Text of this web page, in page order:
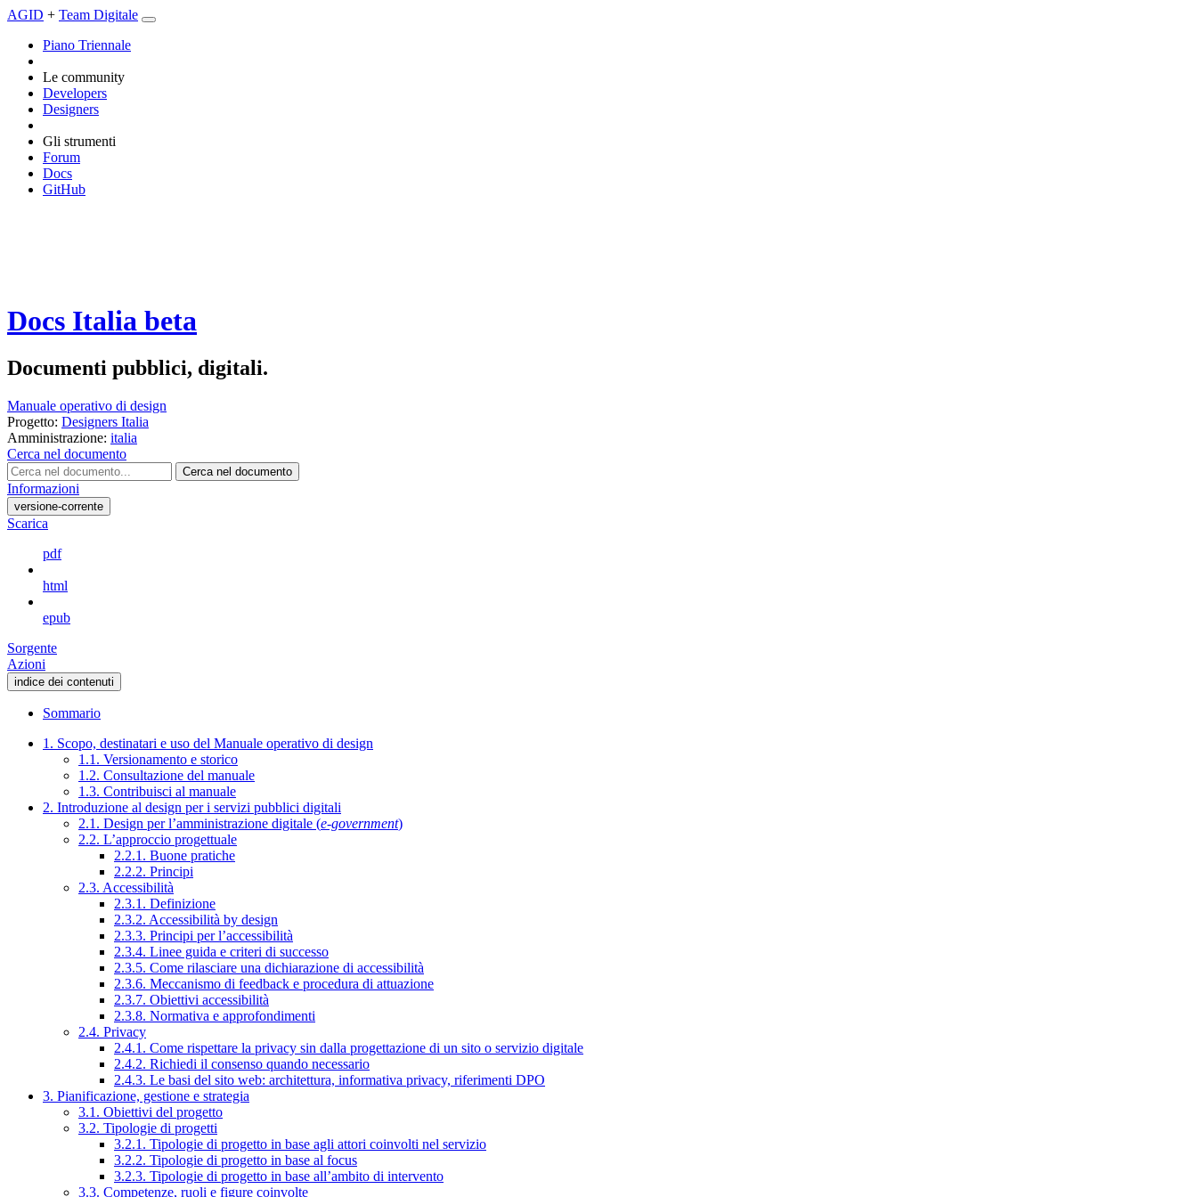
AGID + Team Digitale
Piano Triennale
Le community
Developers
Designers
Gli strumenti
Forum
Docs
GitHub
Docs Italia beta
Documenti pubblici, digitali.
Manuale operativo di design
Progetto: Designers Italia
Amministrazione: italia
Cerca nel documento
Cerca nel documento
Informazioni
versione-corrente
Scarica
pdf
html
epub
Sorgente
Azioni
indice dei contenuti
Sommario
1. Scopo, destinatari e uso del Manuale operativo di design
1.1. Versionamento e storico
1.2. Consultazione del manuale
1.3. Contribuisci al manuale
2. Introduzione al design per i servizi pubblici digitali
2.1. Design per l’amministrazione digitale (e-government)
2.2. L’approccio progettuale
2.2.1. Buone pratiche
2.2.2. Principi
2.3. Accessibilità
2.3.1. Definizione
2.3.2. Accessibilità by design
2.3.3. Principi per l’accessibilità
2.3.4. Linee guida e criteri di successo
2.3.5. Come rilasciare una dichiarazione di accessibilità
2.3.6. Meccanismo di feedback e procedura di attuazione
2.3.7. Obiettivi accessibilità
2.3.8. Normativa e approfondimenti
2.4. Privacy
2.4.1. Come rispettare la privacy sin dalla progettazione di un sito o servizio digitale
2.4.2. Richiedi il consenso quando necessario
2.4.3. Le basi del sito web: architettura, informativa privacy, riferimenti DPO
3. Pianificazione, gestione e strategia
3.1. Obiettivi del progetto
3.2. Tipologie di progetti
3.2.1. Tipologie di progetto in base agli attori coinvolti nel servizio
3.2.2. Tipologie di progetto in base al focus
3.2.3. Tipologie di progetto in base all’ambito di intervento
3.3. Competenze, ruoli e figure coinvolte